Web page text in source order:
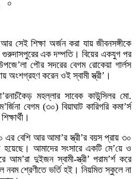
০
সেই শিক্ষা অর্জন করা যায় জীবনসঙ্গীকে
গুরুদাসপুরের এক দম্পতি। বিয়ের একযুগ পর
পৌর সদরের বেগম রোকেয়া গার্লস
অংশগ্রহণ করেন ওই স্বামী স্ত্রী’।
মহল্লার সাবেক কাউন্সিলর মো.
বেগম (৩০) বিয়াঘাট কারিগরি কমা’র্স
বেশি আর আমা’র স্ত্রী’র বয়স প্রায় ৩০
আমাদের সংসারে একটি মে’য়ে ও
আম’রা দুইজন স্বামী-স্ত্রী’ পরাম’র্শ করে
নবম শ্রেণীতে ভর্তি হই। নিয়মিত স্কুলে না